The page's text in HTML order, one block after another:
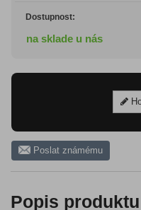
Dostupnost:
na sklade u nás
Poslat známému
Popis produktu